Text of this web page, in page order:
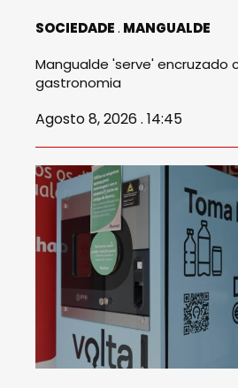
SOCIEDADE MANGUALDE
Mangualde 'serve' encruzado
gastronomia
Agosto 8, 2026 . 14:45